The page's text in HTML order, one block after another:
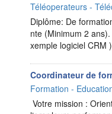
Téléoperateurs -
Diplôme: De
nte (Minimum 2
xemple logiciel
Coordinateur de
Formation -
Votre mission :